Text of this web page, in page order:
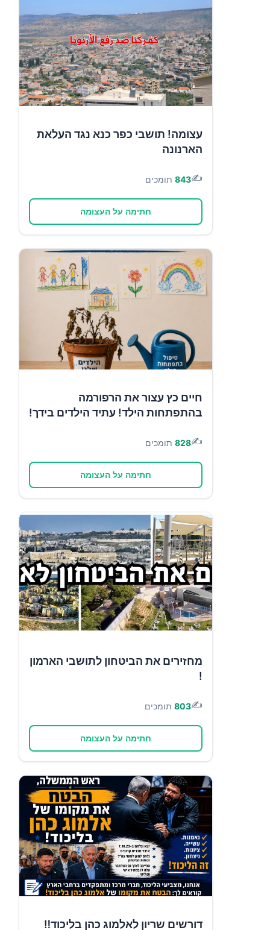
עצומה! תושבי כפר כנא נגד העלאת
הארנונה
✍️
843 תומכים
חתימה על העצומה
חיים כץ עצור את הרפורמה
בהתפתחות הילד! עתיד הילדים בידך!
✍️
828 תומכים
חתימה על העצומה
מחזירים את הביטחון לתושבי הארמון
!
✍️
803 תומכים
חתימה על העצומה
דורשים שריון לאלמוג כהן בליכוד‼️